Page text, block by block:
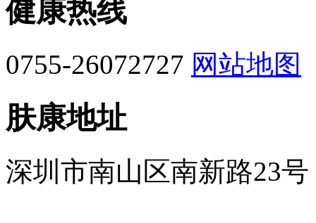
健康热线
0755-26072727 网站地图
肤康地址
深圳市南山区南新路23